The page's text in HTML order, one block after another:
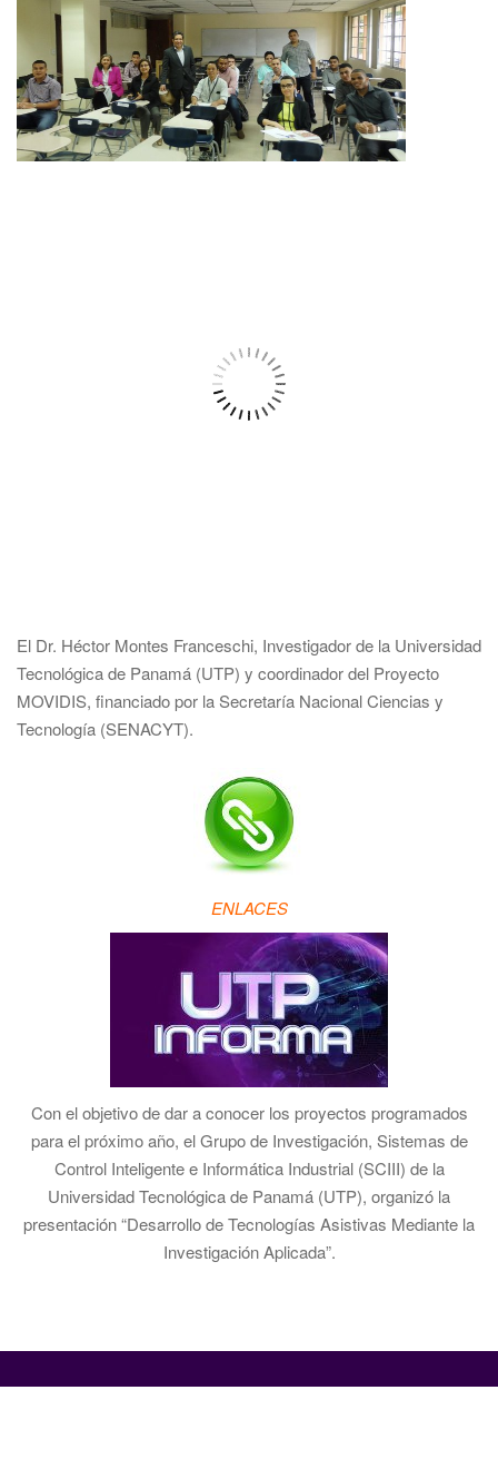
El Dr. Héctor Montes Franceschi, Investigador de la Universidad
Tecnológica de Panamá (UTP) y coordinador del Proyecto
MOVIDIS, financiado por la Secretaría Nacional Ciencias y
Tecnología (SENACYT).
ENLACES
Con el objetivo de dar a conocer los proyectos programados
para el próximo año, el Grupo de Investigación, Sistemas de
Control Inteligente e Informática Industrial (SCIII) de la
Universidad Tecnológica de Panamá (UTP), organizó la
presentación “Desarrollo de Tecnologías Asistivas Mediante la
Investigación Aplicada”.